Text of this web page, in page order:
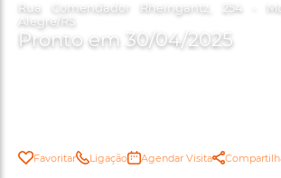
Rua Comendador Rheingantz, 254 -
Alegre/RS
Pronto em 30/04/2025
Favoritar Ligação Agendar Visita